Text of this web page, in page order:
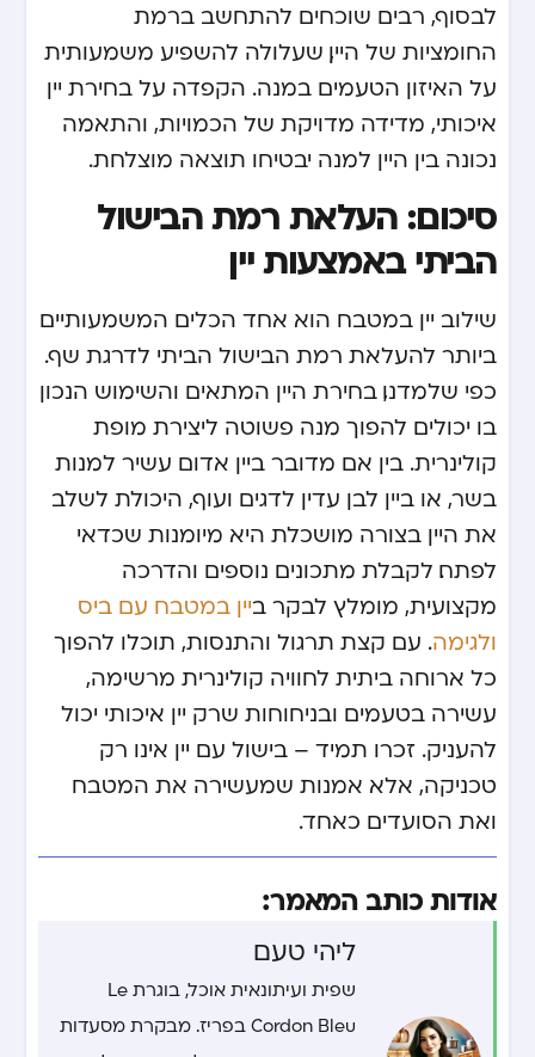
לבסוף, רבים שוכחים להתחשב ברמת
החומציות של היין, שעלולה להשפיע משמעותית
על האיזון הטעמים במנה. הקפדה על בחירת יין
איכותי, מדידה מדויקת של הכמויות, והתאמה
נכונה בין היין למנה יבטיחו תוצאה מוצלחת.
סיכום: העלאת רמת הבישול
הביתי באמצעות יין
שילוב יין במטבח הוא אחד הכלים המשמעותיים
ביותר להעלאת רמת הבישול הביתי לדרגת שף.
כפי שלמדנו, בחירת היין המתאים והשימוש הנכון
בו יכולים להפוך מנה פשוטה ליצירת מופת
קולינרית. בין אם מדובר ביין אדום עשיר למנות
בשר, או ביין לבן עדין לדגים ועוף, היכולת לשלב
את היין בצורה מושכלת היא מיומנות שכדאי
לפתח. לקבלת מתכונים נוספים והדרכה
מקצועית, מומלץ לבקר ביין במטבח עם ביס
ולגימה. עם קצת תרגול והתנסות, תוכלו להפוך
כל ארוחה ביתית לחוויה קולינרית מרשימה,
עשירה בטעמים ובניחוחות שרק יין איכותי יכול
להעניק. זכרו תמיד – בישול עם יין אינו רק
טכניקה, אלא אמנות שמעשירה את המטבח
ואת הסועדים כאחד.
אודות כותב המאמר:
ליהי טעם
שפית ועיתונאית אוכל, בוגרת Le
Cordon Bleu בפריז. מבקרת מסעדות